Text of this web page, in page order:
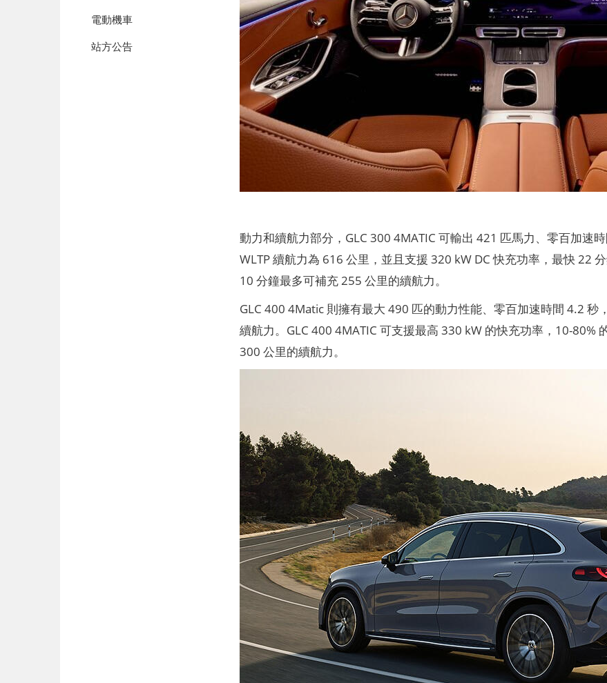
電動機車
站方公告
動力和續航力部分，GLC 300 4MATIC 可輸出 421 匹馬力、零百加速
WLTP 續航力為 616 公里，並且支援 320 kW DC 快充功率，最快 22
10 分鐘最多可補充 255 公里的續航力。
GLC 400 4Matic 則擁有最大 490 匹的動力性能、零百加速時間 4.2 秒
續航力。GLC 400 4MATIC 可支援最高 330 kW 的快充功率，10-80%
300 公里的續航力。